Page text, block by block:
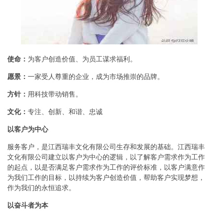
使命： 为客户创造价值、为员工谋求福利。
愿景： 一家受人尊重的企业，成为市场推崇的品牌。
方针： 用科技带动销售。
文化： 专注、创新、和谐、忠诚
以客户为中心
服务客户，是江西瑞丰文化有限公司生存和发展的基础。江西瑞丰
文化有限公司建立以客户为中心的逻辑，以了解客户需求作为工作
的起点，以是否满足客户需求作为工作的评价标准，以客户满意作
为我们工作的目标，以持续为客户创造价值，帮助客户实现梦想，
作为我们的永恒追求。
以奋斗者为本